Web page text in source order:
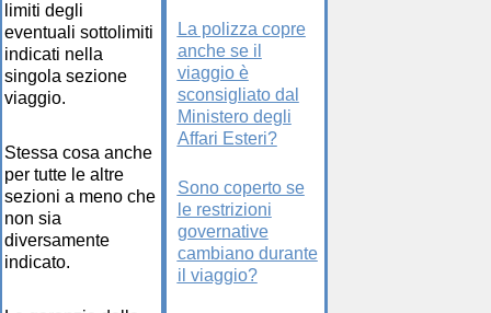
limiti degli
eventuali sottolimiti
indicati nella
singola sezione
viaggio.
Stessa cosa anche
per tutte le altre
sezioni a meno che
non sia
diversamente
indicato.
La polizza copre
anche se il
viaggio è
sconsigliato dal
Ministero degli
Affari Esteri?
Sono coperto se
le restrizioni
governative
cambiano durante
il viaggio?